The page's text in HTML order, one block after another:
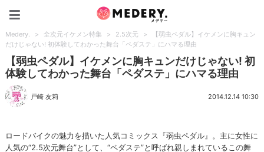
Medery. > 全次元イケメン特集 > 2.5次元 >
【弱虫ペダル】イケメンに胸キュン
だけじゃない! 初体験してわかった舞台「ペダステ」にハマる理由
【弱虫ペダル】イケメンに胸キュンだけじゃない! 初
体験してわかった舞台「ペダステ」にハマる理由
戸崎 友莉 2014.12.14 10:30
ロードバイクの魅力を描いた人気コミックス『弱虫ペダル』。主に女性に
人気の“2.5次元舞台”として、“ペダステ”と呼ばれ親しまれているこの舞